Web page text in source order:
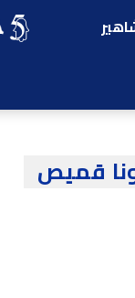
قميص